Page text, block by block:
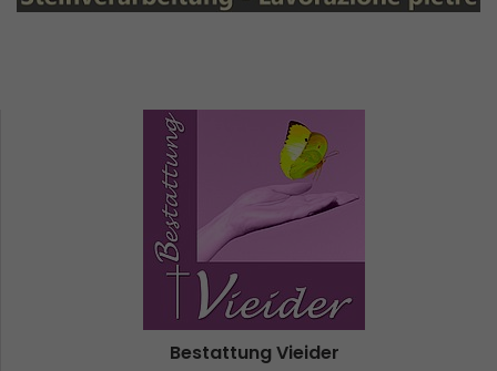
Bestattung Vieider